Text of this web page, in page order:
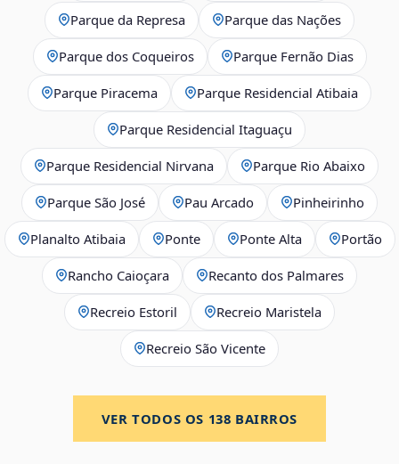
Parque da Represa Parque das Nações
Parque dos Coqueiros Parque Fernão Dias
Parque Piracema Parque Residencial Atibaia
Parque Residencial Itaguaçu
Parque Residencial Nirvana Parque Rio Abaixo
Parque São José Pau Arcado Pinheirinho
Planalto Atibaia Ponte Ponte Alta Portão
Rancho Caioçara Recanto dos Palmares
Recreio Estoril Recreio Maristela
Recreio São Vicente
VER TODOS OS 138 BAIRROS